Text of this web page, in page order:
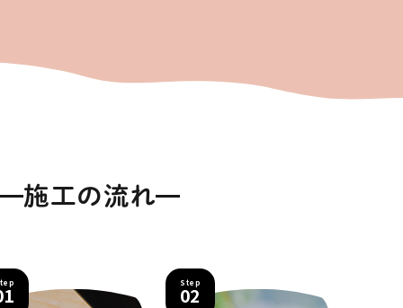
施工の流れ
Step
02